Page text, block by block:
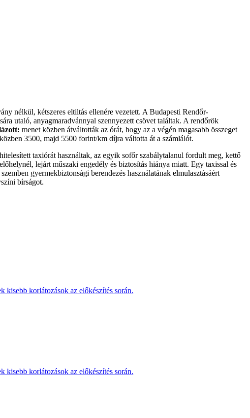
nélkül, kétszeres eltiltás ellenére vezetett. A Budapesti Rendőr-
utaló, anyagmaradvánnyal szennyezett csövet találtak. A rendőrök
menet közben átváltották az órát, hogy az a végén magasabb összeget
3500, majd 5500 forint/km díjra váltotta át a számlálót.
taxiórát használtak, az egyik sofőr szabálytalanul fordult meg, kettő
lejárt műszaki engedély és biztosítás hiánya miatt. Egy taxissal és
gyermekbiztonsági berendezés használatának elmulasztásáért
bírságot.
kisebb korlátozások az előkészítés során.
kisebb korlátozások az előkészítés során.